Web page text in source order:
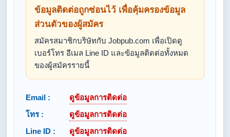
ข้อมูลติดต่อถูกซ่อนไว้ เพื่อคุ้มครองข้อมูล
ส่วนตัวของผู้สมัคร
สมัครสมาชิกบริษัทกับ Jobpub.com เพื่อเปิดดู
เบอร์โทร อีเมล Line ID และข้อมูลติดต่อทั้งหมด
ของผู้สมัครรายนี้
Email :
ดูข้อมูลการติดต่อ
โทร :
ดูข้อมูลการติดต่อ
Line ID :
ดูข้อมูลการติดต่อ